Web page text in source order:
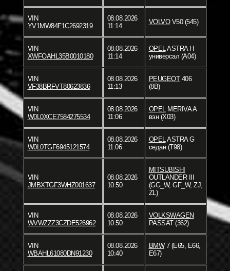
VIN
YV1MW84F1C2692319
08.08.2026
11:14
VOLVOV50 (545)
VIN
XWFOAHL35B0010180
08.08.2026
11:14
OPELASTRA H
универсал (A04)
VIN
VF38BRFVT80623836
08.08.2026
11:13
PEUGEOT406
(8B)
VIN
W0L0XCE7584275534
08.08.2026
11:06
OPELMERIVA A
вэн (X03)
VIN
W0L0TGF6945121574
08.08.2026
11:06
OPELASTRA G
седан (T98)
VIN
JMBXTGF3WHZ001637
08.08.2026
10:50
MITSUBISHI
OUTLANDER III
(GG_W, GF_W, ZJ,
ZL)
VIN
WVWZZZ3CZDE526962
08.08.2026
10:50
VOLKSWAGEN
PASSAT (362)
VIN
WBAHL61080DN91230
08.08.2026
10:40
BMW7 (E65, E66,
E67)